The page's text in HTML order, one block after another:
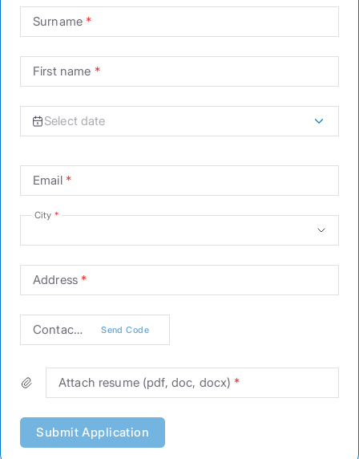
Surname
First name
Email
City
Address
Contact phone Send Code
Attach resume (pdf, doc, docx)
Submit Application